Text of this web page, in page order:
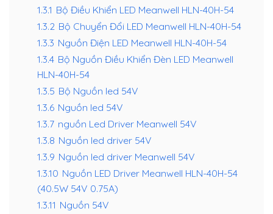
1.3.1 Bộ Điều Khiển LED Meanwell HLN-40H-54
1.3.2 Bộ Chuyển Đổi LED Meanwell HLN-40H-54
1.3.3 Nguồn Điện LED Meanwell HLN-40H-54
1.3.4 Bộ Nguồn Điều Khiển Đèn LED Meanwell
HLN-40H-54
1.3.5 Bộ Nguồn led 54V
1.3.6 Nguồn led 54V
1.3.7 nguồn Led Driver Meanwell 54V
1.3.8 Nguồn led driver 54V
1.3.9 Nguồn led driver Meanwell 54V
1.3.10 Nguồn LED Driver Meanwell HLN-40H-54
(40.5W 54V 0.75A)
1.3.11 Nguồn 54V